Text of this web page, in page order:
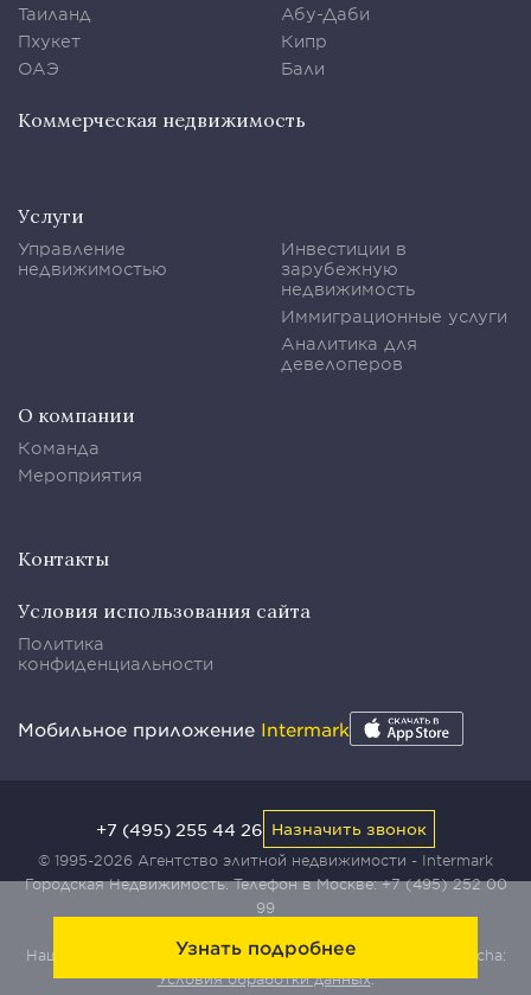
Узнать подробнее
Таиланд
Пхукет
ОАЭ
Абу-Даби
Кипр
Бали
Коммерческая недвижимость
Услуги
Управление
недвижимостью
Инвестиции в
зарубежную
недвижимость
Иммиграционные услуги
Аналитика для
девелоперов
О компании
Команда
Мероприятия
Контакты
Условия использования сайта
Политика
конфиденциальности
Мобильное приложение Intermark
© 1995-2026 Агентство элитной недвижимости - Intermark
Городская Недвижимость. Телефон в Москве:+7 (495) 252 00
99
Наш сайт защищен с помощью сервиса Yandex SmartCaptcha:
Условия обработки данных.
+7 (495) 255 44 26 Назначить звонок